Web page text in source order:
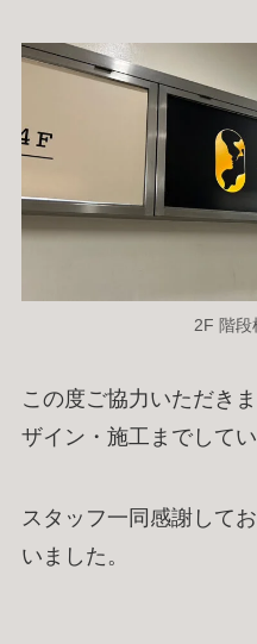
2F 階段
この度ご協力いただき
ザイン・施工までしてい
スタッフ一同感謝して
いました。